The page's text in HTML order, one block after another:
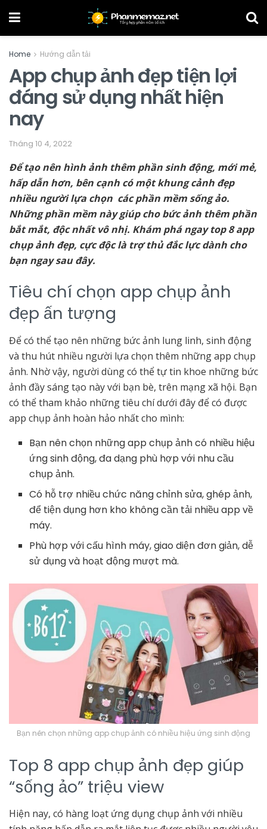
Home Hướng dẫn tải
App chụp ảnh đẹp tiện lợi
đáng sử dụng nhất hiện
nay
Tháng 10 4, 2022
Để tạo nên hình ảnh thêm phần sinh động, mới mẻ,
hấp dẫn hơn, bên cạnh có một khung cảnh đẹp
nhiều người lựa chọn các phần mềm sống ảo.
Những phần mềm này giúp cho bức ảnh thêm phần
bắt mắt, độc nhất vô nhị. Khám phá ngay top 8 app
chụp ảnh đẹp, cực độc là trợ thủ đắc lực dành cho
bạn ngay sau đây.
Tiêu chí chọn app chụp ảnh
đẹp ấn tượng
Để có thể tạo nên những bức ảnh lung linh, sinh động
và thu hút nhiều người lựa chọn thêm những app chụp
ảnh. Nhờ vậy, người dùng có thể tự tin khoe những bức
ảnh đầy sáng tạo này với bạn bè, trên mạng xã hội. Bạn
có thể tham khảo những tiêu chí dưới đây để có được
app chụp ảnh hoàn hảo nhất cho mình:
Bạn nên chọn những app chụp ảnh có nhiều hiệu
ứng sinh động, đa dạng phù hợp với nhu cầu
chụp ảnh.
Có hỗ trợ nhiều chức năng chỉnh sửa, ghép ảnh,
để tiện dụng hơn kho không cần tải nhiều app về
máy.
Phù hợp với cấu hình máy, giao diện đơn giản, dễ
sử dụng và hoạt động mượt mà.
Bạn nên chọn những app chụp ảnh có nhiều hiệu ứng sinh động
Top 8 app chụp ảnh đẹp giúp
“sống ảo” triệu view
Hiện nay, có hàng loạt ứng dụng chụp ảnh với nhiều